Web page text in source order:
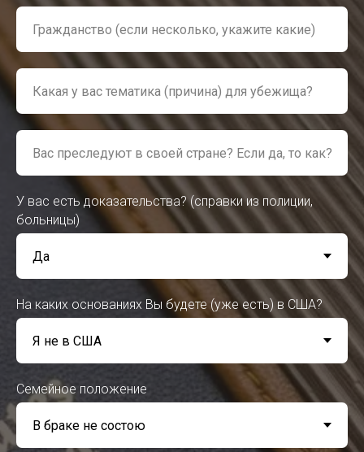
У вас есть доказательства? (справки из полиции,
больницы)
На каких основаниях Вы будете (уже есть) в США?
Семейное положение